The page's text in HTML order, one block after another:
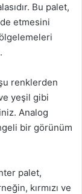
Bu palet,
etmesini
renklerden
yeşil gibi
Analog
bir görünüm
palet,
kırmızı ve